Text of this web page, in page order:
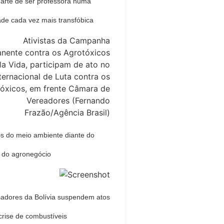
cada vez mais transfóbica
do meio ambiente diante do
agronegócio
da Bolívia suspendem atos
de combustíveis